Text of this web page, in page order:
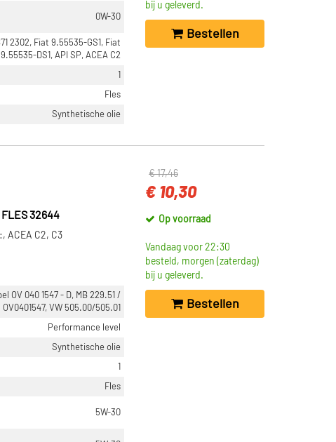
0W-30
2302, Fiat 9.55535-GS1, Fiat
9.55535-DS1, API SP, ACEA C2
1
Fles
Synthetische olie
bij u geleverd.
Bestellen
FLES 32644
ACEA C2, C3
OV 040 1547 - D, MB 229.51 /
VW 505.00/505.01
Performance level
Synthetische olie
1
Fles
5W-30
€ 17,46
€ 10,30
Op voorraad
Vandaag voor 22:30
besteld, morgen (zaterdag)
bij u geleverd.
Bestellen